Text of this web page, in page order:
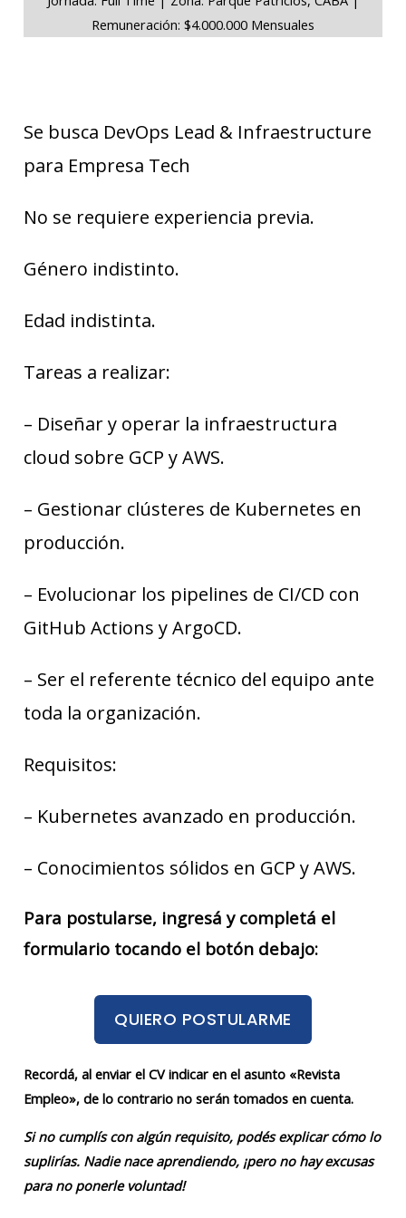
Remuneración: $4.000.000 Mensuales
Se busca DevOps Lead & Infraestructure
para Empresa Tech
No se requiere experiencia previa.
Género indistinto.
Edad indistinta.
Tareas a realizar:
– Diseñar y operar la infraestructura
cloud sobre GCP y AWS.
– Gestionar clústeres de Kubernetes en
producción.
– Evolucionar los pipelines de CI/CD con
GitHub Actions y ArgoCD.
– Ser el referente técnico del equipo ante
toda la organización.
Requisitos:
– Kubernetes avanzado en producción.
– Conocimientos sólidos en GCP y AWS.
Para postularse, ingresá y completá el
formulario tocando el botón debajo:
QUIERO POSTULARME
Recordá, al enviar el CV indicar en el asunto «Revista
Empleo», de lo contrario no serán tomados en cuenta.
Si no cumplís con algún requisito, podés explicar cómo lo
suplirías. Nadie nace aprendiendo, ¡pero no hay excusas
para no ponerle voluntad!